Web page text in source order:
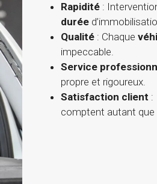
Rapidité :
durée
Qualité : Chaque
impeccable.
Service
propre et rigoureux.
Satisfaction client :
comptent autant